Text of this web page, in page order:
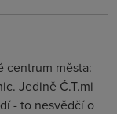
centrum města:
Jedině Č.T.mi
- to nesvědčí o